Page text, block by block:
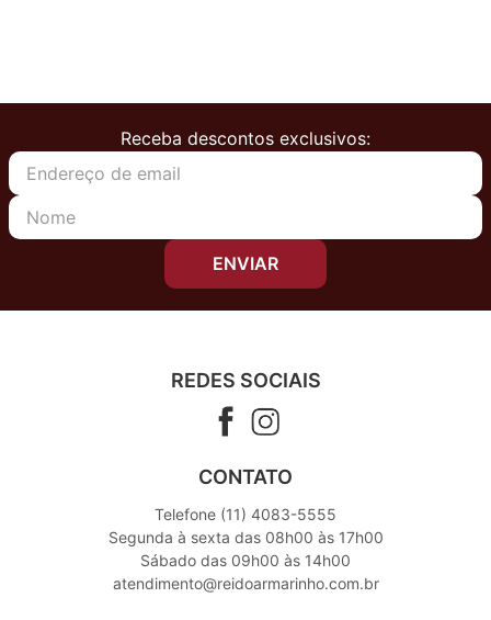
Receba descontos exclusivos:
ENVIAR
REDES SOCIAIS
CONTATO
Telefone (11) 4083-5555
Segunda à sexta das 08h00 às 17h00
Sábado das 09h00 às 14h00
atendimento@reidoarmarinho.com.br